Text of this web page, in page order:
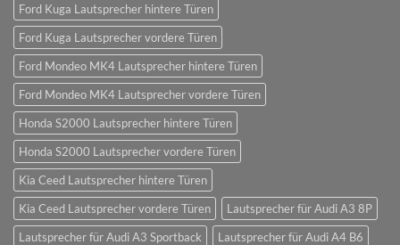
Ford Kuga Lautsprecher hintere Türen
Ford Kuga Lautsprecher vordere Türen
Ford Mondeo MK4 Lautsprecher hintere Türen
Ford Mondeo MK4 Lautsprecher vordere Türen
Honda S2000 Lautsprecher hintere Türen
Honda S2000 Lautsprecher vordere Türen
Kia Ceed Lautsprecher hintere Türen
Kia Ceed Lautsprecher vordere Türen
Lautsprecher für Audi A3 8P
Lautsprecher für Audi A3 Sportback
Lautsprecher für Audi A4 B6